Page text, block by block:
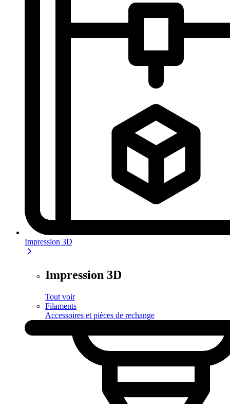
Impression 3D
Impression 3D
Tout voir
Filaments
Accessoires et pièces de rechange